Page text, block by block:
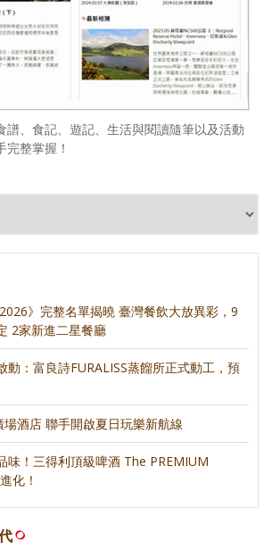
譜、食記、遊記、生活與閱讀隨筆以及活動
整掌握！
》完整名單揭曉 臺灣餐飲大放異彩，9
2家新進二星餐廳
動：富良詩FURALISS蒸餾所正式動工，預
酒店 聯手開啟夏日玩樂新航線
味！三得利頂級啤酒 The PREMIUM
化！